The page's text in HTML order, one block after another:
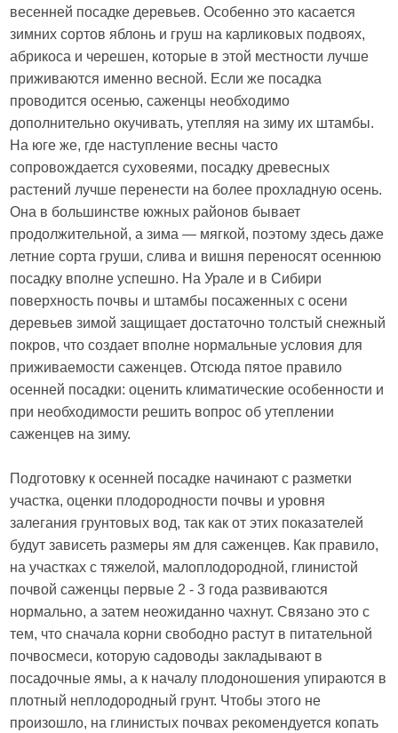
весенней посадке деревьев. Особенно это касается
зимних сортов яблонь и груш на карликовых подвоях,
абрикоса и черешен, которые в этой местности лучше
приживаются именно весной. Если же посадка
проводится осенью, саженцы необходимо
дополнительно окучивать, утепляя на зиму их штамбы.
На юге же, где наступление весны часто
сопровождается суховеями, посадку древесных
растений лучше перенести на более прохладную осень.
Она в большинстве южных районов бывает
продолжительной, а зима — мягкой, поэтому здесь даже
летние сорта груши, слива и вишня переносят осеннюю
посадку вполне успешно. На Урале и в Сибири
поверхность почвы и штамбы посаженных с осени
деревьев зимой защищает достаточно толстый снежный
покров, что создает вполне нормальные условия для
приживаемости саженцев. Отсюда пятое правило
осенней посадки: оценить климатические особенности и
при необходимости решить вопрос об утеплении
саженцев на зиму.
Подготовку к осенней посадке начинают с разметки
участка, оценки плодородности почвы и уровня
залегания грунтовых вод, так как от этих показателей
будут зависеть размеры ям для саженцев. Как правило,
на участках с тяжелой, малоплодородной, глинистой
почвой саженцы первые 2 - 3 года развиваются
нормально, а затем неожиданно чахнут. Связано это с
тем, что сначала корни свободно растут в питательной
почвосмеси, которую садоводы закладывают в
посадочные ямы, а к началу плодоношения упираются в
плотный неплодородный грунт. Чтобы этого не
произошло, на глинистых почвах рекомендуется копать